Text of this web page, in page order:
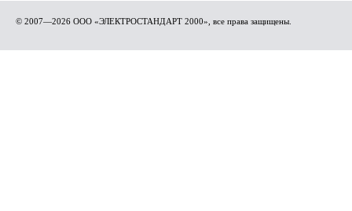
© 2007—2026 ООО «ЭЛЕКТРОСТАНДАРТ 2000», все права защищены.